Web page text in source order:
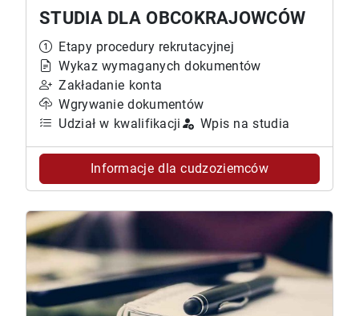
STUDIA DLA OBCOKRAJOWCÓW
Etapy procedury rekrutacyjnej
Wykaz wymaganych dokumentów
Zakładanie konta
Wgrywanie dokumentów
Udział w kwalifikacji
Wpis na studia
Informacje dla cudzoziemców